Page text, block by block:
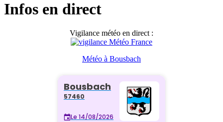
Infos en direct
Vigilance météo en direct :
Météo à Bousbach